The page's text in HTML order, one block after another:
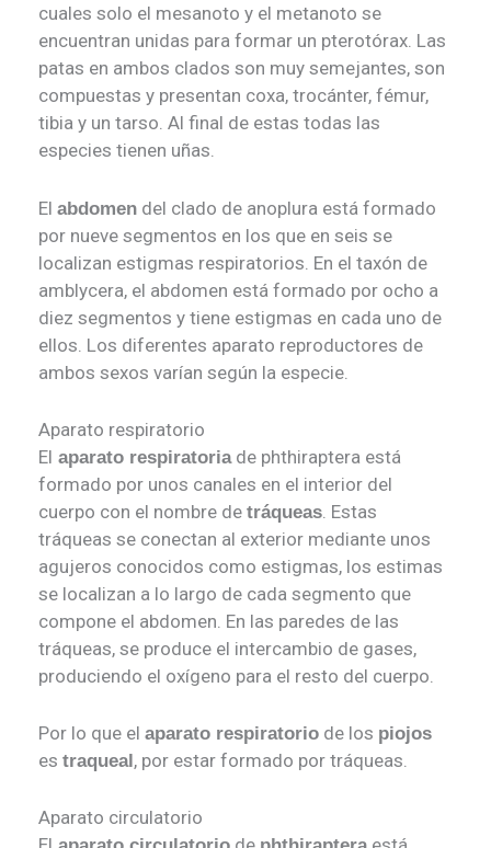
cuales solo el mesanoto y el metanoto se
encuentran unidas para formar un pterotórax. Las
patas en ambos clados son muy semejantes, son
compuestas y presentan coxa, trocánter, fémur,
tibia y un tarso. Al final de estas todas las
especies tienen uñas.
El abdomen del clado de anoplura está formado
por nueve segmentos en los que en seis se
localizan estigmas respiratorios. En el taxón de
amblycera, el abdomen está formado por ocho a
diez segmentos y tiene estigmas en cada uno de
ellos. Los diferentes aparato reproductores de
ambos sexos varían según la especie.
Aparato respiratorio
El aparato respiratoriade phthiraptera está
formado por unos canales en el interior del
cuerpo con el nombre de tráqueas . Estas
tráqueas se conectan al exterior mediante unos
agujeros conocidos como estigmas, los estimas
se localizan a lo largo de cada segmento que
compone el abdomen. En las paredes de las
tráqueas, se produce el intercambio de gases,
produciendo el oxígeno para el resto del cuerpo.
Por lo que el aparato respiratorio de los piojos
es traqueal, por estar formado por tráqueas.
Aparato circulatorio